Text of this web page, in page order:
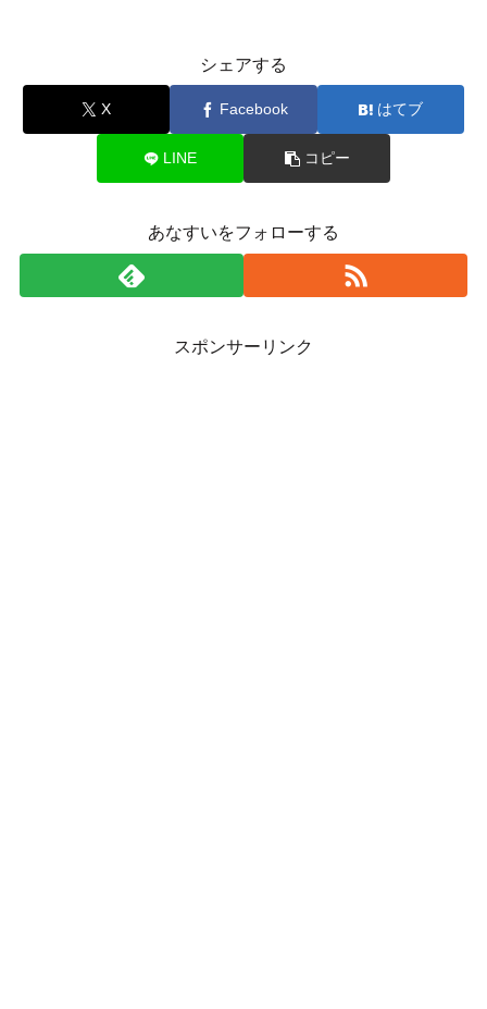
シェアする
X Facebook はてブ
LINE コピー
あなすいをフォローする
スポンサーリンク